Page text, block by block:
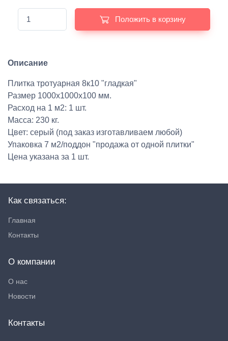
Положить в корзину
Описание
Плитка тротуарная 8к10 "гладкая"
Размер 1000х1000х100 мм.
Расход на 1 м2: 1 шт.
Масса: 230 кг.
Цвет: серый (под заказ изготавливаем любой)
Упаковка 7 м2/поддон "продажа от одной плитки"
Цена указана за 1 шт.
Как связаться:
Главная
Контакты
О компании
О нас
Новости
Контакты